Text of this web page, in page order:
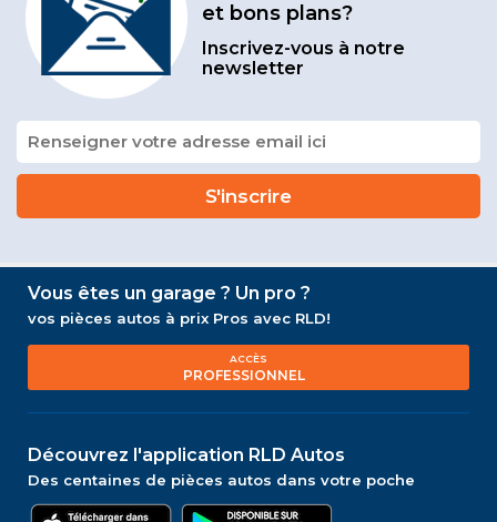
et bons plans?
Inscrivez-vous à notre
newsletter
Vous êtes un garage ? Un pro ?
vos pièces autos à prix Pros avec RLD!
ACCÈS
PROFESSIONNEL
Découvrez l'application RLD Autos
Des centaines de pièces autos dans votre poche